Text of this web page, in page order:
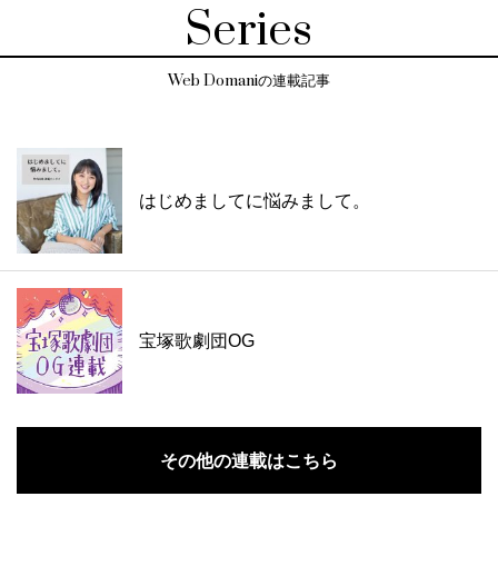
Series
Web Domaniの連載記事
はじめましてに悩みまして。
宝塚歌劇団OG
その他の連載はこちら